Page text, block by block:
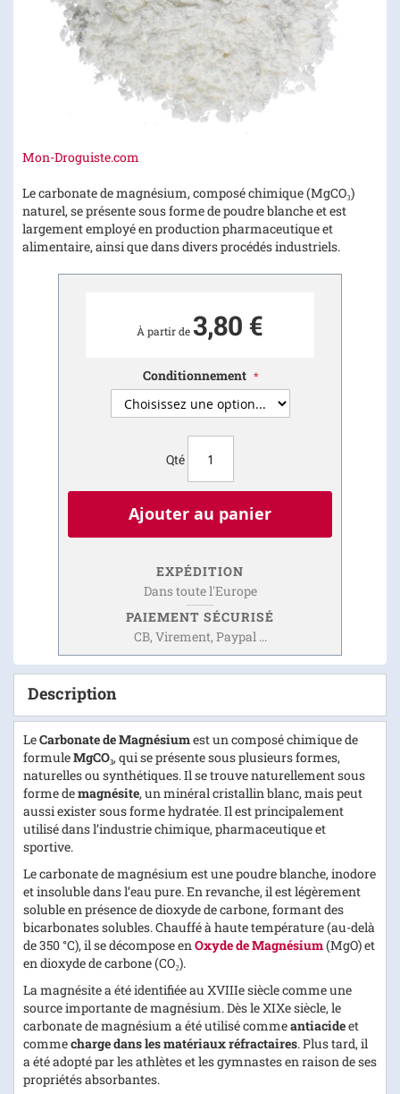
Mon-Droguiste.com
Le carbonate de magnésium, composé chimique (MgCO₃)
naturel, se présente sous forme de poudre blanche et est
largement employé en production pharmaceutique et
alimentaire, ainsi que dans divers procédés industriels.
À partir de3,80 €
Conditionnement
Qté
Ajouter au panier
EXPÉDITION
Dans toute l'Europe
PAIEMENT SÉCURISÉ
CB, Virement, Paypal ...
Skip
the
beginning
of
the
Description
LeCarbonate de Magnésiumest un composé chimique de
formuleMgCO₃, qui se présente sous plusieurs formes,
naturelles ou synthétiques. Il se trouve naturellement sous
forme demagnésite, un minéral cristallin blanc, mais peut
aussi exister sous forme hydratée. Il est principalement
utilisé dans l’industrie chimique, pharmaceutique et
sportive.
Le carbonate de magnésium est une poudre blanche, inodore
et insoluble dans l’eau pure. En revanche, il est légèrement
soluble en présence de dioxyde de carbone, formant des
bicarbonates solubles. Chauffé à haute température (au-delà
de 350 °C), il se décompose enOxyde de Magnésium(MgO) et
en dioxyde de carbone (CO₂).
La magnésite a été identifiée au XVIIIe siècle comme une
source importante de magnésium. Dès le XIXe siècle, le
carbonate de magnésium a été utilisé commeantiacideet
commecharge dans les matériaux réfractaires. Plus tard, il
a été adopté par les athlètes et les gymnastes en raison de ses
propriétés absorbantes.